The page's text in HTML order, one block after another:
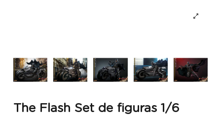
The Flash Set de figuras 1/6